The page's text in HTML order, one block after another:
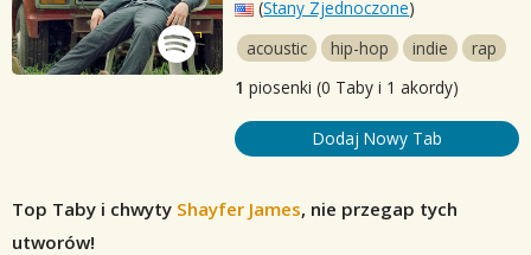
(Stany Zjednoczone)
acoustic
hip-hop indie
rap
1 piosenki (0 Taby i 1 akordy)
Dodaj Nowy Tab
Top Taby i chwyty Shayfer James, nie przegap tych
utworów!